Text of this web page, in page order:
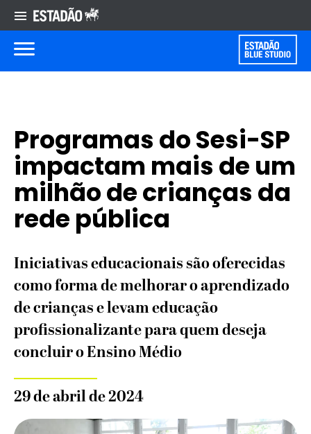
Programas do Sesi-SP
impactam mais de um
milhão de crianças da
rede pública
Iniciativas educacionais são oferecidas
como forma de melhorar o aprendizado
de crianças e levam educação
profissionalizante para quem deseja
concluir o Ensino Médio
29 de abril de 2024